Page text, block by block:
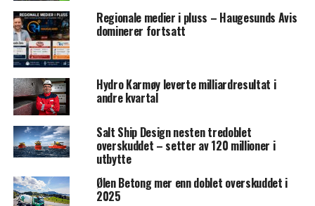
Regionale medier i pluss – Haugesunds Avis
dominerer fortsatt
Hydro Karmøy leverte milliardresultat i
andre kvartal
Salt Ship Design nesten tredoblet
overskuddet – setter av 120 millioner i
utbytte
Ølen Betong mer enn doblet overskuddet i
2025